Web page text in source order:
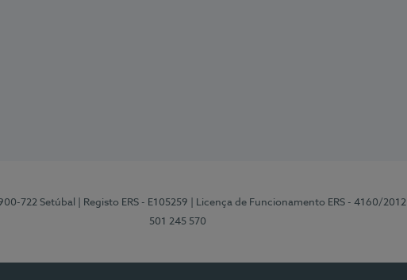
722 Setúbal | Registo ERS - E105259 | Licença de Funcionamento ERS - 4160/2012
501 245 570